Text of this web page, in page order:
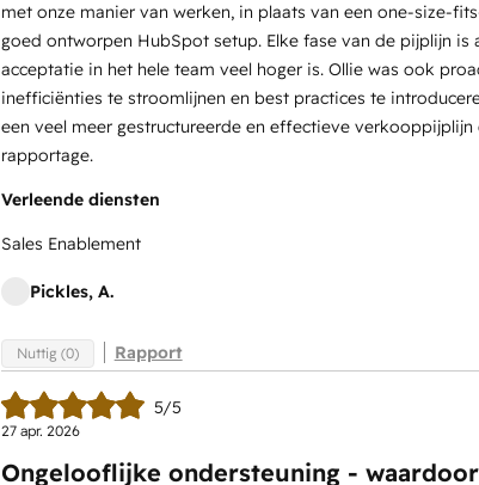
met onze manier van werken, in plaats van een one-size-
goed ontworpen HubSpot setup. Elke fase van de pijplijn
acceptatie in het hele team veel hoger is. Ollie was ook
inefficiënties te stroomlijnen en best practices te
een veel meer gestructureerde en effectieve
rapportage.
Verleende diensten
Sales Enablement
Pickles, A.
Nuttig (0) Rapport
5/5
27 apr. 2026
Ongelooflijke ondersteuning -